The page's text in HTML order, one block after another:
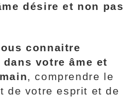
désire et non pas
connaitre
votre âme et
, comprendre le
de votre esprit et de